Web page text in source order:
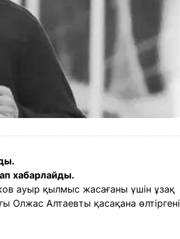
хабарлайды.
ауыр қылмыс жасағаны үшін ұзақ
Олжас Алтаевты қасақана өлтіргені